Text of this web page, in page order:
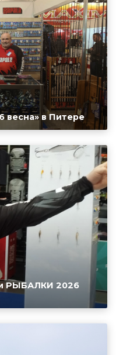
весна» в Питере
РЫБАЛКИ 2026